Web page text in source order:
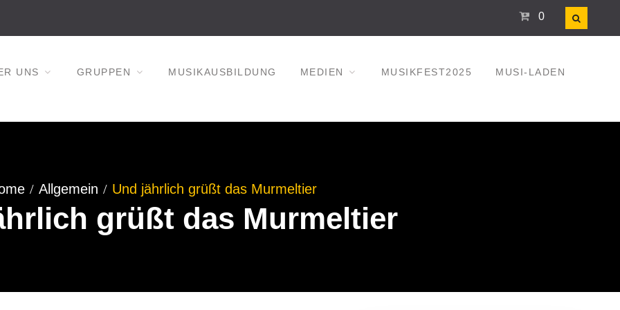
0
UNS GRUPPEN MUSIKAUSBILDUNG MEDIEN MUSIKFEST2025 MUSI-LADEN
Allgemein Und jährlich grüßt das Murmeltier
grüßt das Murmeltier